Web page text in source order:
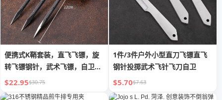
便携式K鞘套装，直飞飞镖，旋
转飞镖钢针，武术飞镖，自卫飞
镖
$22.95$30.75
1件/3件户外小型直刀飞镖直飞
钢针投掷武术飞针飞刀自卫
$5.70$7.63